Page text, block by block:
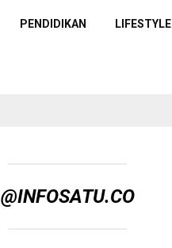
PENDIDIKAN LIFESTYLE
@INFOSATU.CO